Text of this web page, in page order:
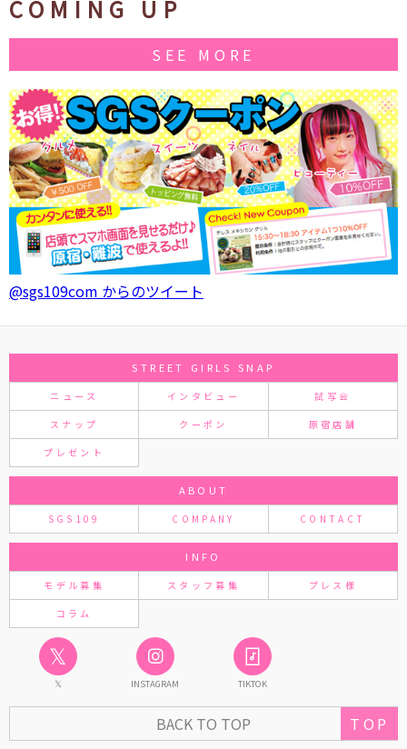
COMING UP
SEE MORE
@sgs109com からのツイート
STREET GIRLS SNAP
ニュース インタビュー 試写会
スナップ クーポン 原宿店舗
プレゼント
ABOUT
SGS109 COMPANY CONTACT
INFO
モデル募集 スタッフ募集 プレス様
コラム
𝕏
𝕏 INSTAGRAM TIKTOK
BACK TO TOP TOP